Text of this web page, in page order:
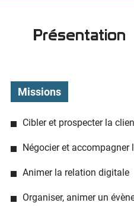
Présentation
Missions
Cibler et prospecter la
Négocier et accompagner
Animer la relation digitale
Organiser, animer un